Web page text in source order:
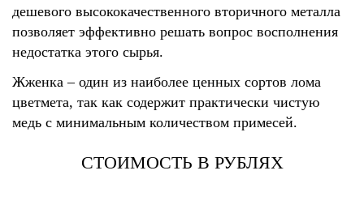
дешевого высококачественного вторичного металла
позволяет эффективно решать вопрос восполнения
недостатка этого сырья.
Жженка – один из наиболее ценных сортов лома
цветмета, так как содержит практически чистую
медь с минимальным количеством примесей.
СТОИМОСТЬ В РУБЛЯХ